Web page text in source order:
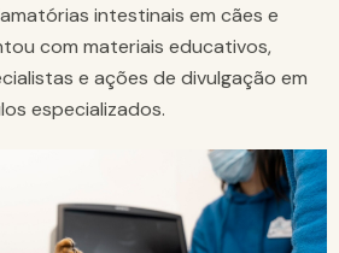
intestinais em cães e
com materiais educativos,
e ações de divulgação em
especializados.